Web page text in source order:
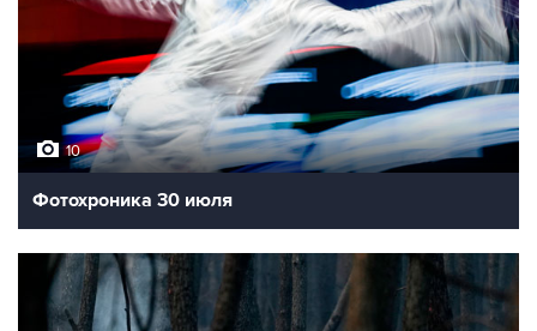
10
Фотохроника 30 июля